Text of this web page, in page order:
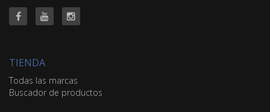
TIENDA
Todas las marcas
Buscador de productos